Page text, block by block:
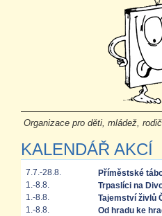
Organizace pro děti, mládež,
KALENDÁŘ AKCÍ
7.7.-28.8.
Příměstské
1.-8.8.
Trpaslíci na
1.-8.8.
Tajemství živlů
1.-8.8.
Od hradu ke